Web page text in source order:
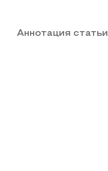
Аннотация статьи